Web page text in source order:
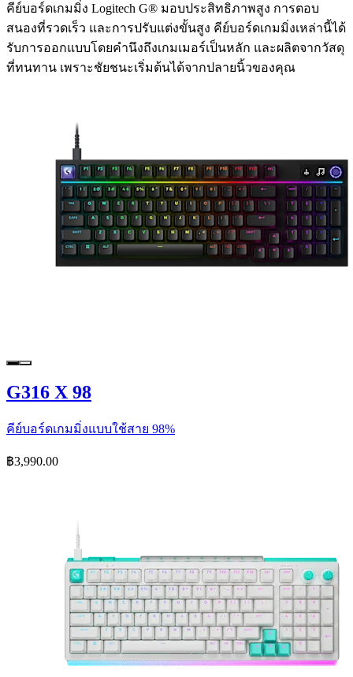
คีย์บอร์ดเกมมิ่ง Logitech G® มอบประสิทธิภาพสูง การตอบ
สนองที่รวดเร็ว และการปรับแต่งขั้นสูง คีย์บอร์ดเกมมิ่งเหล่านี้ได้
รับการออกแบบโดยคำนึงถึงเกมเมอร์เป็นหลัก และผลิตจากวัสดุ
ที่ทนทาน เพราะชัยชนะเริ่มต้นได้จากปลายนิ้วของคุณ
G316 X 98
คีย์บอร์ดเกมมิ่งแบบใช้สาย 98%
฿3,990.00